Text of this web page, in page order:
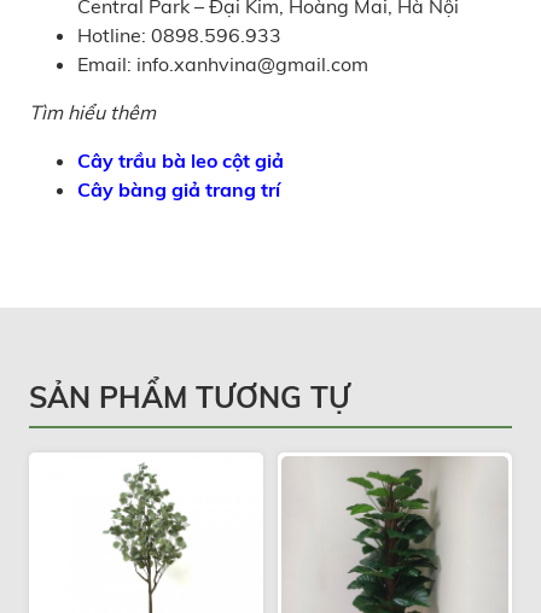
Central Park – Đại Kim, Hoàng Mai, Hà Nội
Hotline: 0898.596.933
Email: info.xanhvina@gmail.com
Tìm hiểu thêm
Cây trầu bà leo cột giả
Cây bàng giả trang trí
SẢN PHẨM TƯƠNG TỰ